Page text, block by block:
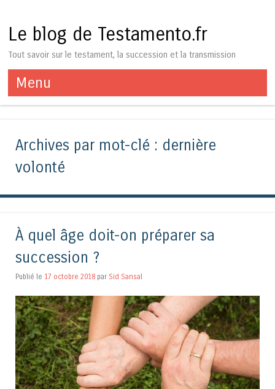
Le blog de Testamento.fr
Tout savoir sur le testament, la succession et la transmission
Menu
Aller au contenu
Archives par mot-clé : dernière
volonté
À quel âge doit-on préparer sa
succession ?
Publié le 17 octobre 2018 par Sid Sansal